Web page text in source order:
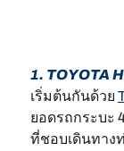
1. TOYOTA
เริ่มต้นกันด้วย
ยอดรถกระบะ
ที่ชอบเดินทาง